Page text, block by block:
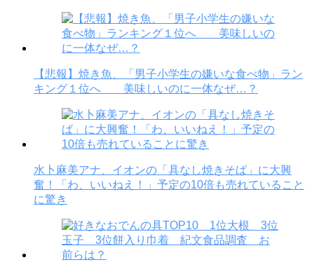
【悲報】焼き魚、「男子小学生の嫌いな食べ物」ラン
キング１位へ 美味しいのに一体なぜ…？
水卜麻美アナ、イオンの「具なし焼きそば」に大興
奮！「わ、いいねえ！」予定の10倍も売れていること
に驚き